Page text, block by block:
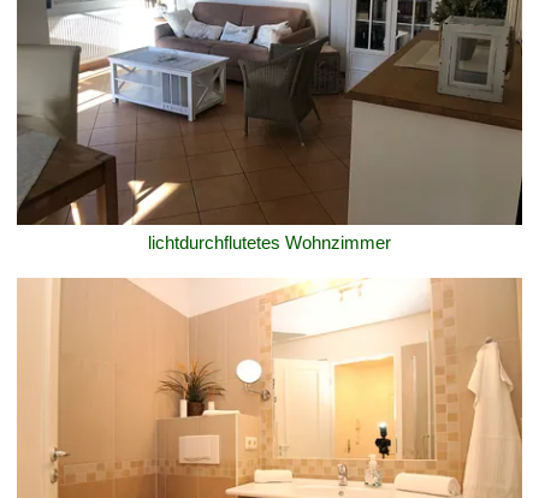
lichtdurchflutetes Wohnzimmer